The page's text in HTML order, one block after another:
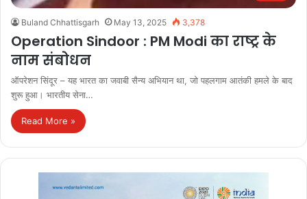
Buland Chhattisgarh May 13, 2025 3,378
Operation Sindoor : PM Modi का राष्ट्र के
नाम संबोधन
ऑपरेशन सिंदूर – यह भारत का जवाबी सैन्य अभियान था, जो पहलगाम आतंकी हमले के बाद
शुरू हुआ। भारतीय सेना…
Read More »